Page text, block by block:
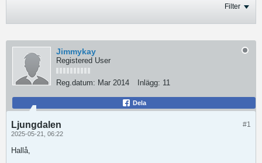
Filter
Jimmykay
Registered User
Reg.datum: Mar 2014 Inlägg: 11
Dela
#1
Ljungdalen
2025-05-21, 06:22
Hallå,